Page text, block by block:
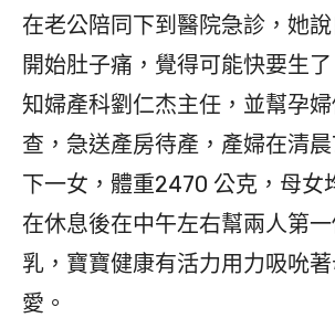
在老公陪同下到醫院急診，她
開始肚子痛，覺得可能快要生
知婦產科劉仁杰主任，並幫孕
查，急送產房待產，產婦在清
下一女，體重2470 公克，母女
在休息後在中午左右幫兩人第
乳，寶寶健康有活力用力吸吮
愛。